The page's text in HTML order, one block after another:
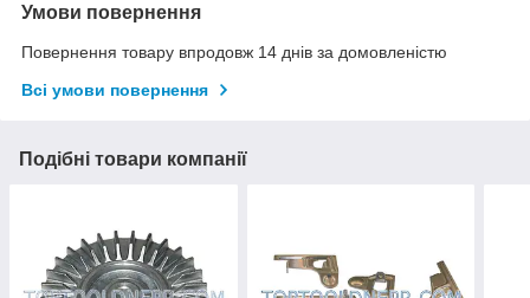
Умови повернення
Повернення товару впродовж 14 днів за домовленістю
Всі умови повернення
Подібні товари компанії